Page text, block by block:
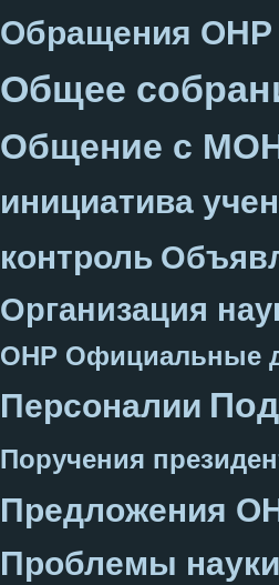
Обращения ОНР
Общее
Общение с
инициатива
контроль
Организация
ОНР Официальные
Персоналии
Поручения
Предложения
Проблемы науки